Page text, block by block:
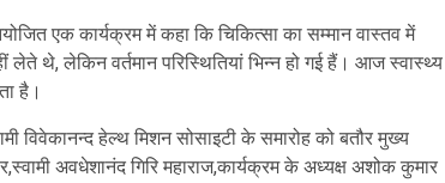
एक कार्यक्रम में कहा कि चिकित्सा का सम्मान वास्तव में
लेते थे, लेकिन वर्तमान परिस्थितियां भिन्न हो गई हैं। आज स्वास्थ्य
है।
विवेकानन्द हेल्थ मिशन सोसाइटी के समारोह को बतौर मुख्य
अवधेशानंद गिरि महाराज,कार्यक्रम के अध्यक्ष अशोक कुमार